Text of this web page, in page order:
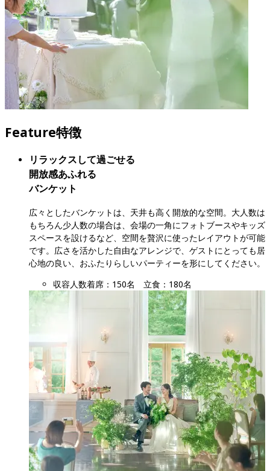
Feature特徴
リラックスして過ごせる
開放感あふれる
バンケット
広々としたバンケットは、天井も高く開放的な空間。大人数は
もちろん少人数の場合は、会場の一角にフォトブースやキッズ
スペースを設けるなど、空間を贅沢に使ったレイアウトが可能
です。広さを活かした自由なアレンジで、ゲストにとっても居
心地の良い、おふたりらしいパーティーを形にしてください。
収容人数着席：150名　立食：180名